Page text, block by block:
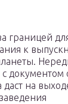
границей
к
документом
на